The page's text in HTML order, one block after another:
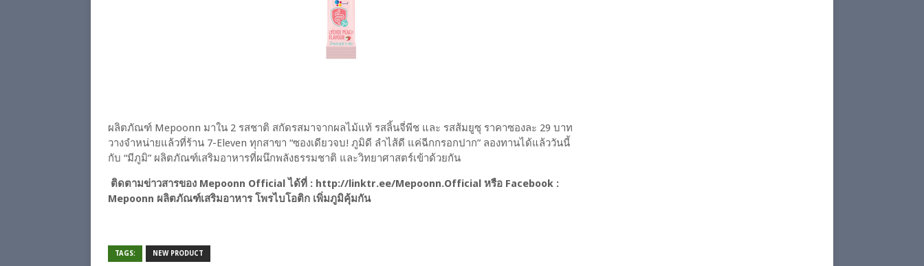
ผลิตภัณฑ์ Mepoonn มาใน 2 รสชาติ สกัดรสมาจากผลไม้แท้ รสลิ้นจี่พีช และ รสส้มยูซุ ราคาซองละ 29 บาท
วางจำหน่ายแล้วที่ร้าน 7-Eleven ทุกสาขา “ซองเดียวจบ! ภูมิดี ลำไส้ดี แค่ฉีกกรอกปาก” ลองทานได้แล้ววันนี้
กับ “มีภูมิ” ผลิตภัณฑ์เสริมอาหารที่ผนึกพลังธรรมชาติ และวิทยาศาสตร์เข้าด้วยกัน
ติดตามข่าวสารของ Mepoonn Official ได้ที่ : http://linktr.ee/Mepoonn.Official หรือ Facebook :
Mepoonn ผลิตภัณฑ์เสริมอาหาร โพรไบโอติก เพิ่มภูมิคุ้มกัน
TAGS: NEW PRODUCT